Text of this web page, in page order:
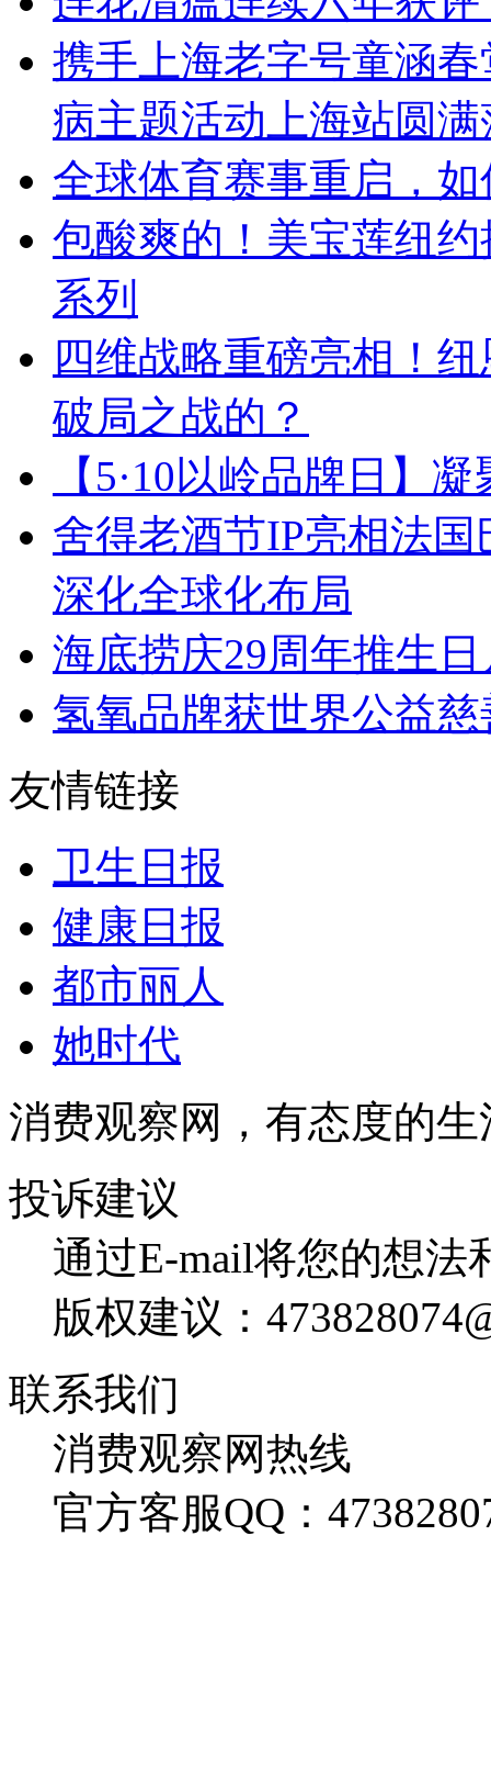
携手上海老字号童涵春
病主题活动上海站圆满
全球体育赛事重启，
包酸爽的！美宝莲纽
系列
四维战略重磅亮相！
破局之战的？
【5·10以岭品牌日】
舍得老酒节IP亮相法
深化全球化布局
海底捞庆29周年推生
氢氧品牌获世界公益
友情链接
卫生日报
健康日报
都市丽人
她时代
消费观察网，有态度的
投诉建议
通过E-mail将您的想法
版权建议：
联系我们
消费观察网热线
官方客服QQ：